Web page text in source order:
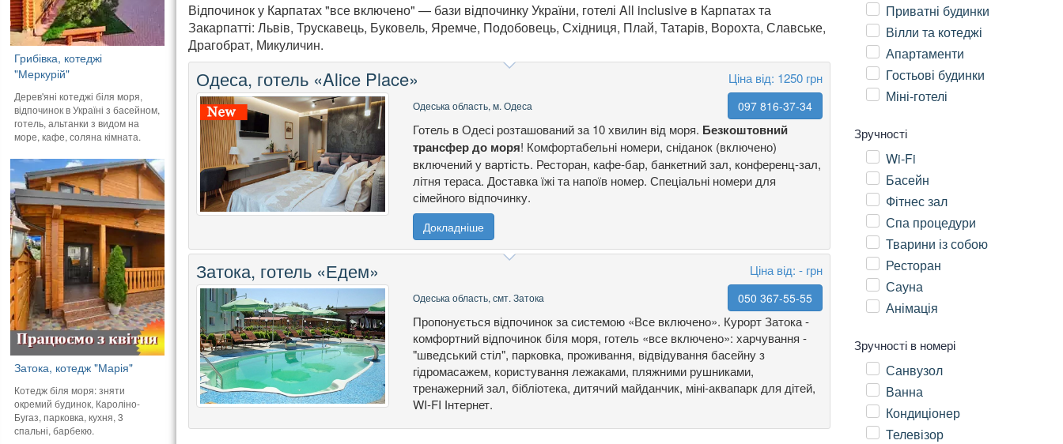
Відпочинок у Карпатах "все включено" — бази відпочинку України, готелі All inclusive в Карпатах та
Закарпатті: Львів, Трускавець, Буковель, Яремче, Подобовець, Східниця, Плай, Татарів, Ворохта, Славське,
Драгобрат, Микуличин.
Одеса, готель «Alice Place» Ціна від: 1250 грн
Одеська область, м. Одеса 097 816-37-34
Готель в Одесі розташований за 10 хвилин від моря. Безкоштовний
трансфер до моря! Комфортабельні номери, сніданок (включено)
включений у вартість. Ресторан, кафе-бар, банкетний зал, конференц-зал,
літня тераса. Доставка їжі та напоїв номер. Спеціальні номери для
сімейного відпочинку.
Докладніше
Затока, готель «Едем» Ціна від: - грн
Одеська область, смт. Затока 050 367-55-55
Пропонується відпочинок за системою «Все включено». Курорт Затока -
комфортний відпочинок біля моря, готель «все включено»: харчування -
"шведський стіл", парковка, проживання, відвідування басейну з
гідромасажем, користування лежаками, пляжними рушниками,
тренажерний зал, бібліотека, дитячий майданчик, міні-аквапарк для дітей,
WI-FI Інтернет.
Приватні будинки
Вілли та котеджі
Апартаменти
Гостьові будинки
Міні-готелі
Зручності
Wi-Fi
Басейн
Фітнес зал
Спа процедури
Тварини із собою
Ресторан
Сауна
Анімація
Зручності в номері
Санвузол
Ванна
Кондиціонер
Телевізор
Грибівка, котеджі
"Меркурій"
Дерев'яні котеджі біля моря,
відпочинок в Україні з басейном,
готель, альтанки з видом на
море, кафе, соляна кімната.
Затока, котедж "Марія"
Котедж біля моря: зняти
окремий будинок, Кароліно-
Бугаз, парковка, кухня, 3
спальні, барбекю.